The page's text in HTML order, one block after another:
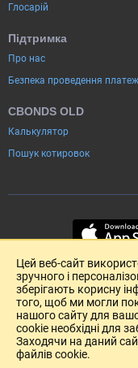
Глосарій
Підтримка
Про нас
Безпека проведення
CBONDS OLD
Калькулятор
Пошук котировок
Розміщення реклами
Цей веб-сайт
зручного і
зберігають корисну
того, щоб ми могли
нашого сайту для
cookie необхідні для
Заходячи на даний
файлів cookie.